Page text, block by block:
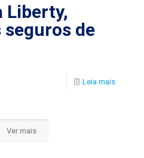
Liberty,
de
Leia mais
Ver mais